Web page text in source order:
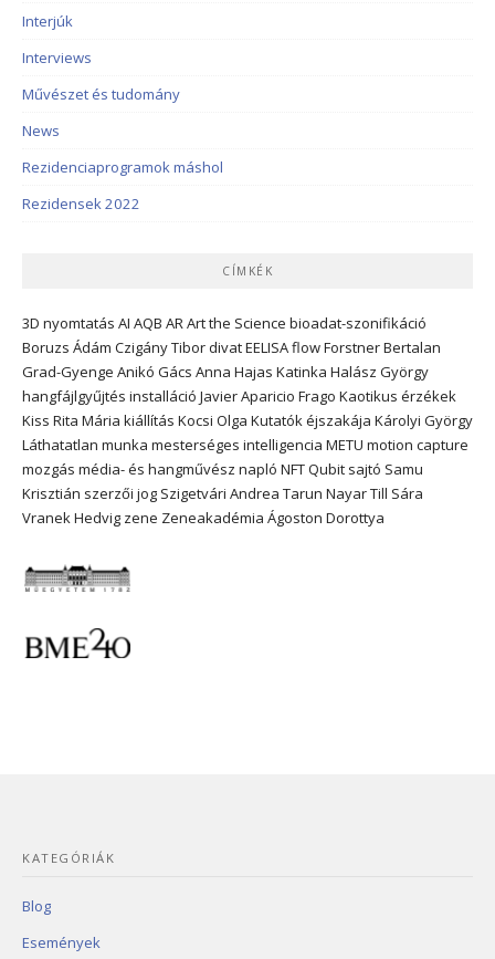
Interjúk
Interviews
Művészet és tudomány
News
Rezidenciaprogramok máshol
Rezidensek 2022
CÍMKÉK
3D nyomtatás AI AQB ARArt the Science bioadat-szonifikáció
Boruzs Ádám Czigány TibordivatEELISAflowForstner Bertalan
Grad-Gyenge Anikó Gács Anna Hajas Katinka Halász György
hangfájlgyűjtés installáció Javier Aparicio Frago Kaotikus érzékek
Kiss Rita Mária kiállítás Kocsi Olga Kutatók éjszakája Károlyi György
Láthatatlan munka mesterséges intelligencia METU motion capture
mozgás média- és hangművész napló NFTQubit sajtó Samu
Krisztián szerzői jog Szigetvári Andrea Tarun NayarTill Sára
Vranek Hedvig zene Zeneakadémia Ágoston Dorottya
KATEGÓRIÁK
Blog
Események